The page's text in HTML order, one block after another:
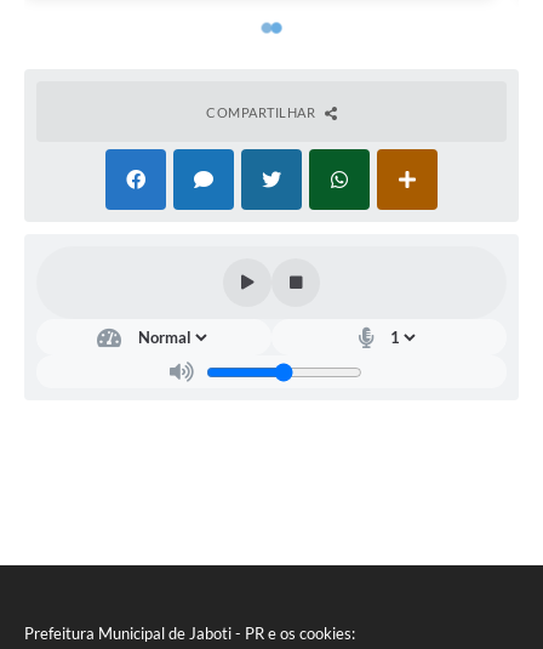
Prefeitura Municipal de Jaboti - PR e os cookies:
COMPARTILHAR